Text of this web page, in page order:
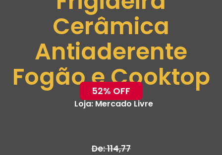
Cerâmica
Antiaderente
Fogão e Cooktop
52% OFF
Loja:Mercado Livre
De: 114,77